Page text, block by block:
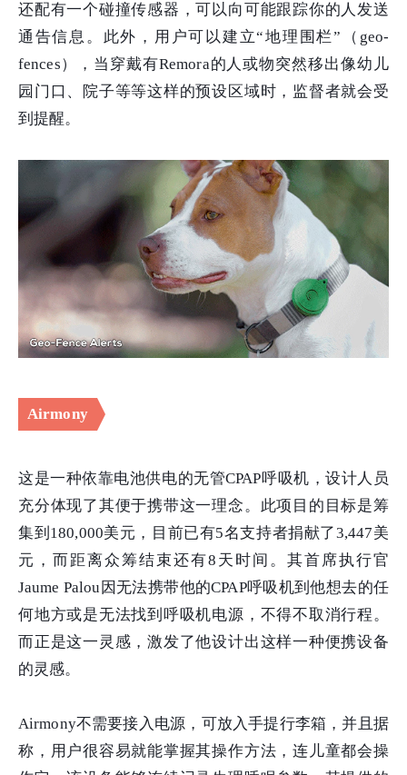
还配有一个碰撞传感器，可以向可能跟踪你的人发送
通告信息。此外，用户可以建立“地理围栏”（geo-
fences），当穿戴有Remora的人或物突然移出像幼儿
园门口、院子等等这样的预设区域时，监督者就会受
到提醒。
Airmony
这是一种依靠电池供电的无管CPAP呼吸机，设计人员
充分体现了其便于携带这一理念。此项目的目标是筹
集到180,000美元，目前已有5名支持者捐献了3,447美
元，而距离众筹结束还有8天时间。其首席执行官
Jaume Palou因无法携带他的CPAP呼吸机到他想去的任
何地方或是无法找到呼吸机电源，不得不取消行程。
而正是这一灵感，激发了他设计出这样一种便携设备
的灵感。
Airmony不需要接入电源，可放入手提行李箱，并且据
称，用户很容易就能掌握其操作方法，连儿童都会操